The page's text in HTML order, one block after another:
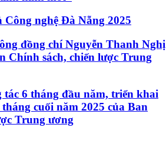
Công nghệ Đà Nẵng 2025
đồng chí Nguyễn Thanh Nghị
Chính sách, chiến lược Trung
tác 6 tháng đầu năm, triển khai
cuối năm 2025 của Ban
Trung ương